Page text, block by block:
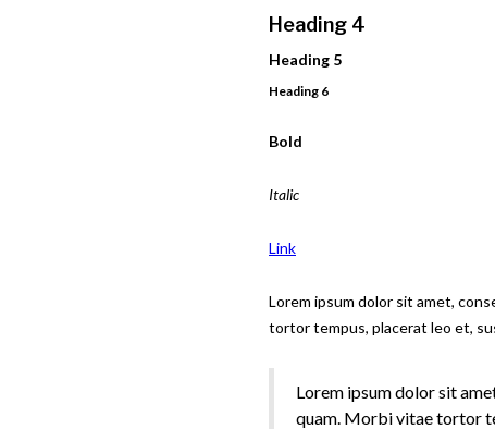
Heading 4
Heading 5
Heading 6
Bold
Italic
Link
Lorem ipsum dolor sit amet,
tortor tempus, placerat leo et,
Lorem ipsum dolor sit
quam. Morbi vitae tortor